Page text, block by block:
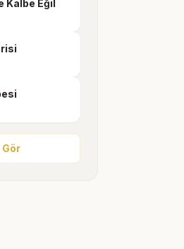
Kalbe Eğil